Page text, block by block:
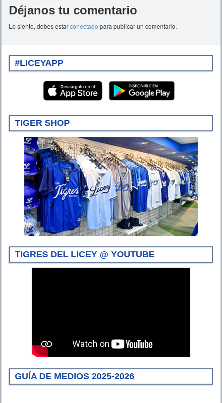
Déjanos tu comentario
Lo siento, debes estarconectado para publicar un comentario.
#LICEYAPP
TIGER SHOP
TIGRES DEL LICEY @ YOUTUBE
GUÍA DE MEDIOS 2025-2026